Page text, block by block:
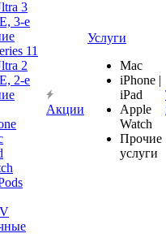
3
3-е
11
2
2-е
Акции
Услуги
Mac
iPhone |
iPad
Apple
Watch
Прочие
услуги